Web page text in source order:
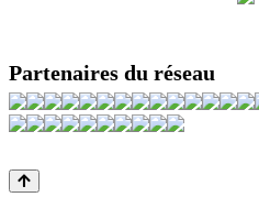
Partenaires du réseau